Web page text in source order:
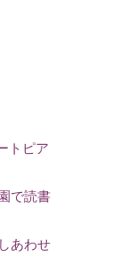
トピア
で読書
あわせ